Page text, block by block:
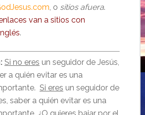
, o sitios afuera.
van a sitios con
.
Si no eres un seguidor de Jesús,
a quién evitar es una
Si eres un seguidor de
saber a quién evitar es una